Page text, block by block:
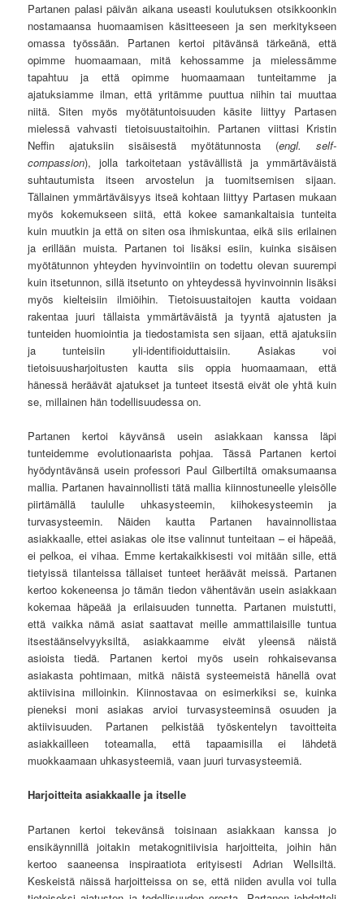
Partanen palasi päivän aikana useasti koulutuksen otsikkoonkin
nostamaansa huomaamisen käsitteeseen ja sen merkitykseen
omassa työssään. Partanen kertoi pitävänsä tärkeänä, että
opimme huomaamaan, mitä kehossamme ja mielessämme
tapahtuu ja että opimme huomaamaan tunteitamme ja
ajatuksiamme ilman, että yritämme puuttua niihin tai muuttaa
niitä. Siten myös myötätuntoisuuden käsite liittyy Partasen
mielessä vahvasti tietoisuustaitoihin. Partanen viittasi Kristin
Neffin ajatuksiin sisäisestä myötätunnosta (engl. self-
compassion), jolla tarkoitetaan ystävällistä ja ymmärtäväistä
suhtautumista itseen arvostelun ja tuomitsemisen sijaan.
Tällainen ymmärtäväisyys itseä kohtaan liittyy Partasen mukaan
myös kokemukseen siitä, että kokee samankaltaisia tunteita
kuin muutkin ja että on siten osa ihmiskuntaa, eikä siis erilainen
ja erillään muista. Partanen toi lisäksi esiin, kuinka sisäisen
myötätunnon yhteyden hyvinvointiin on todettu olevan suurempi
kuin itsetunnon, sillä itsetunto on yhteydessä hyvinvoinnin lisäksi
myös kielteisiin ilmiöihin. Tietoisuustaitojen kautta voidaan
rakentaa juuri tällaista ymmärtäväistä ja tyyntä ajatusten ja
tunteiden huomiointia ja tiedostamista sen sijaan, että ajatuksiin
ja tunteisiin yli-identifioiduttaisiin. Asiakas voi
tietoisuusharjoitusten kautta siis oppia huomaamaan, että
hänessä heräävät ajatukset ja tunteet itsestä eivät ole yhtä kuin
se, millainen hän todellisuudessa on.
Partanen kertoi käyvänsä usein asiakkaan kanssa läpi
tunteidemme evolutionaarista pohjaa. Tässä Partanen kertoi
hyödyntävänsä usein professori Paul Gilbertiltä omaksumaansa
mallia. Partanen havainnollisti tätä mallia kiinnostuneelle yleisölle
piirtämällä taululle uhkasysteemin, kiihokesysteemin ja
turvasysteemin. Näiden kautta Partanen havainnollistaa
asiakkaalle, ettei asiakas ole itse valinnut tunteitaan – ei häpeää,
ei pelkoa, ei vihaa. Emme kertakaikkisesti voi mitään sille, että
tietyissä tilanteissa tällaiset tunteet heräävät meissä. Partanen
kertoo kokeneensa jo tämän tiedon vähentävän usein asiakkaan
kokemaa häpeää ja erilaisuuden tunnetta. Partanen muistutti,
että vaikka nämä asiat saattavat meille ammattilaisille tuntua
itsestäänselvyyksiltä, asiakkaamme eivät yleensä näistä
asioista tiedä. Partanen kertoi myös usein rohkaisevansa
asiakasta pohtimaan, mitkä näistä systeemeistä hänellä ovat
aktiivisina milloinkin. Kiinnostavaa on esimerkiksi se, kuinka
pieneksi moni asiakas arvioi turvasysteeminsä osuuden ja
aktiivisuuden. Partanen pelkistää työskentelyn tavoitteita
asiakkailleen toteamalla, että tapaamisilla ei lähdetä
muokkaamaan uhkasysteemiä, vaan juuri turvasysteemiä.
Harjoitteita asiakkaalle ja itselle
Partanen kertoi tekevänsä toisinaan asiakkaan kanssa jo
ensikäynnillä joitakin metakognitiivisia harjoitteita, joihin hän
kertoo saaneensa inspiraatiota erityisesti Adrian Wellsiltä.
Keskeistä näissä harjoitteissa on se, että niiden avulla voi tulla